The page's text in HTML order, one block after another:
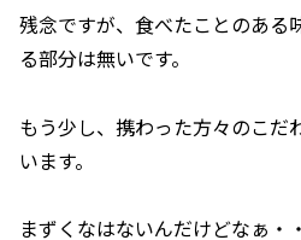
残念ですが、食べたことのある
る部分は無いです。
もう少し、携わった方々のこだ
います。
まずくなはないんだけどなぁ・